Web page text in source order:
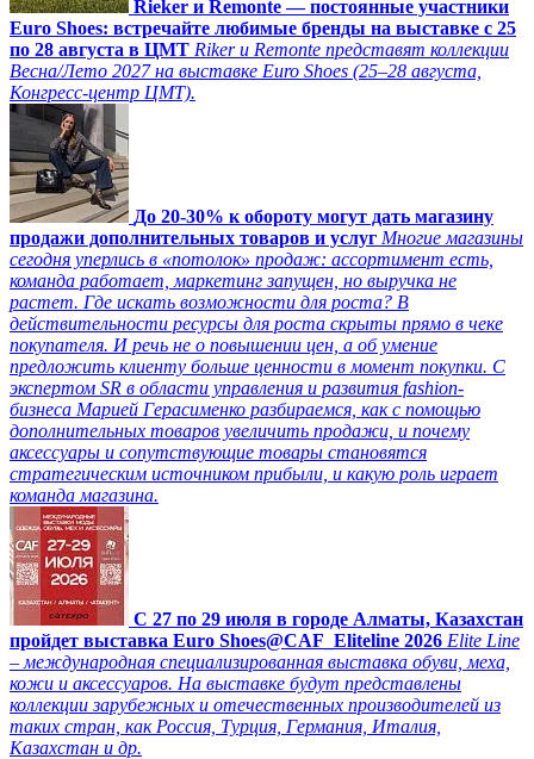
Rieker и Remonte — постоянные участники
Euro Shoes: встречайте любимые бренды на выставке с 25
по 28 августа в ЦМТ Riker и Remonte представят коллекции
Весна/Лето 2027 на выставке Euro Shoes (25–28 августа,
Конгресс‑центр ЦМТ).
До 20-30% к обороту могут дать магазину
продажи дополнительных товаров и услуг Многие магазины
сегодня уперлись в «потолок» продаж: ассортимент есть,
команда работает, маркетинг запущен, но выручка не
растет. Где искать возможности для роста? В
действительности ресурсы для роста скрыты прямо в чеке
покупателя. И речь не о повышении цен, а об умение
предложить клиенту больше ценности в момент покупки. С
экспертом SR в области управления и развития fashion-
бизнеса Марией Герасименко разбираемся, как с помощью
дополнительных товаров увеличить продажи, и почему
аксессуары и сопутствующие товары становятся
стратегическим источником прибыли, и какую роль играет
команда магазина.
C 27 по 29 июля в городе Алматы, Казахстан
пройдет выставка Euro Shoes@CAF_Eliteline 2026 Elite Line
– международная специализированная выставка обуви, меха,
кожи и аксессуаров. На выставке будут представлены
коллекции зарубежных и отечественных производителей из
таких стран, как Россия, Турция, Германия, Италия,
Казахстан и др.